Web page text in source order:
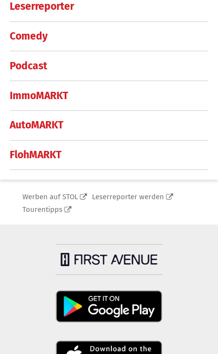
Leserreporter
Comedy
Podcast
ImmoMARKT
AutoMARKT
FlohMARKT
Werben auf STOL
Leserreporter werden
Tourentipps